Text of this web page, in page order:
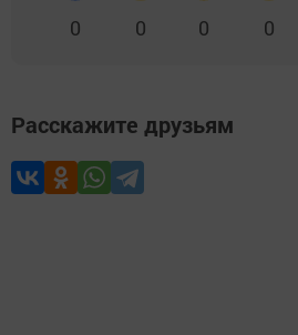
0 0 0 0
Расскажите друзьям